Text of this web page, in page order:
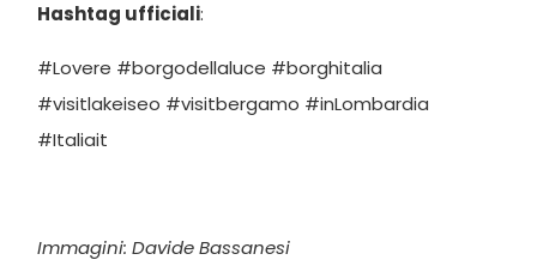
Hashtag ufficiali:
#Lovere #borgodellaluce #borghitalia
#visitlakeiseo #visitbergamo #inLombardia
#Italiait
Immagini: Davide Bassanesi